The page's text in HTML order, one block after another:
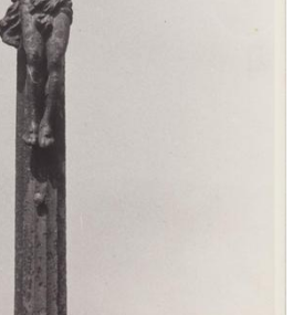
od Kozel
Kozlech
v Kozlech
u cesty na Lovoš
čp. 49 ve Svojkově